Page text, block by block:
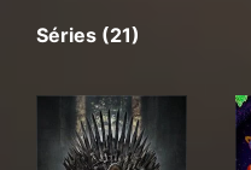
Séries (21)